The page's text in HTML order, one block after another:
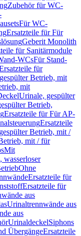
Zubehör für WC-
Für WC-
Ersatzteile für Für
Geberit Monolith
für Sanitärmodule
WCsFür Stand-
für
Betrieb, mit
mit
Urinale, gespülter
Betrieb,
Ersatzteile für Für AP-
Ersatzteile
Betrieb, mit /
mit / für
Mit
wasserloser
Ohne
Ersatzteile für
Ersatzteile für
aus
Urinaltrennwände aus
aus
UrinaldeckelSiphons
ÜbergängeErsatzteile